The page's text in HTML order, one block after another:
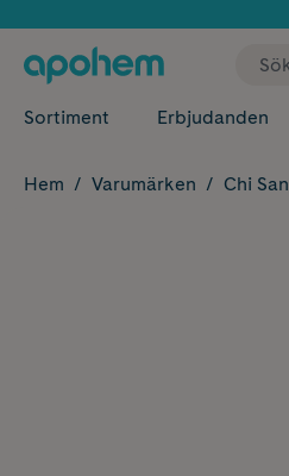
Sortiment Erbjudanden
Hem Varumärken Chi San